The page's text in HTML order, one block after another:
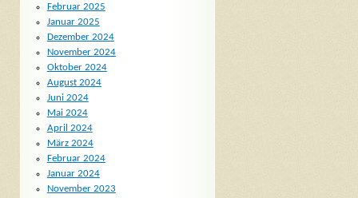
Februar 2025
Januar 2025
Dezember 2024
November 2024
Oktober 2024
August 2024
Juni 2024
Mai 2024
April 2024
März 2024
Februar 2024
Januar 2024
November 2023